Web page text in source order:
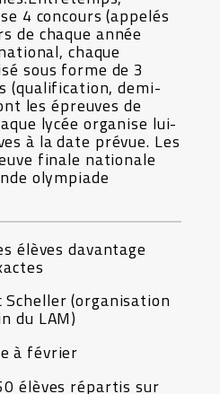
4 concours (appelés
de chaque année
chaque
sous forme de 3
(qualification, demi-
les épreuves de
lycée organise lui-
à la date prévue. Les
finale nationale
olympiade
élèves davantage
Scheller (organisation
du LAM)
à février
élèves répartis sur